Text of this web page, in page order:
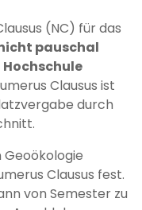
(NC) für das
pauschal
Hochschule
Clausus ist
durch
Geoökologie
Clausus fest.
von Semester zu